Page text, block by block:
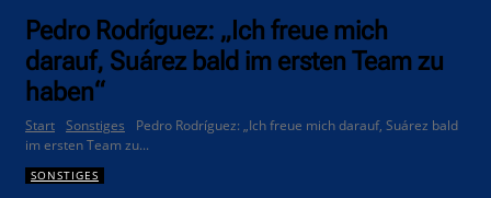
Pedro Rodríguez: „Ich freue mich
darauf, Suárez bald im ersten Team zu
haben“
Start Sonstiges
Pedro Rodríguez: „Ich freue mich darauf, Suárez bald
im ersten Team zu...
SONSTIGES